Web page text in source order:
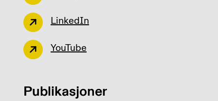
LinkedIn
YouTube
Publikasjoner